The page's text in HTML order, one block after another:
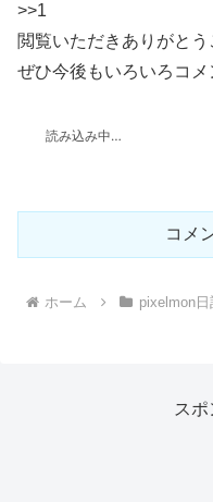
>>1
閲覧いただきありがとう
ぜひ今後もいろいろコ
読み込み中…
コメ
ホーム pixelmon日
スポ